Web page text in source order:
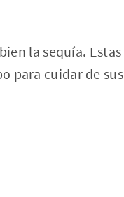
la sequía. Estas
para cuidar de sus